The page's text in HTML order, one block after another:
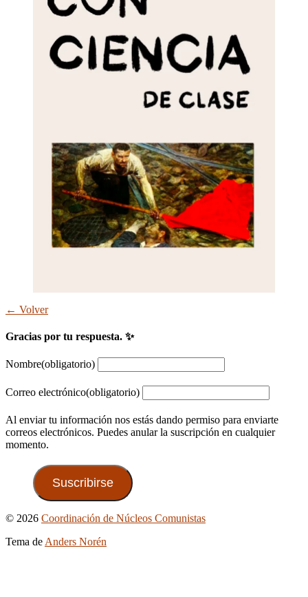
← Volver
Gracias por tu respuesta. ✨
Nombre(obligatorio)
Correo electrónico(obligatorio)
Al enviar tu información nos estás dando permiso para enviarte
correos electrónicos. Puedes anular la suscripción en cualquier
momento.
Suscribirse
Ir
© 2026 Coordinación de Núcleos Comunistas
Tema de Anders Norén